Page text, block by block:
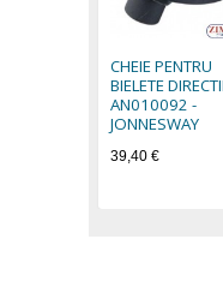
CHEIE PENTRU
BIELETE
AN010092 -
JONNESWAY
39,40 €